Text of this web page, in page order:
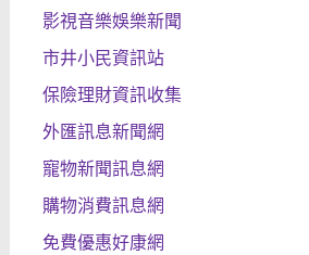
影視音樂娛樂新聞
市井小民資訊站
保險理財資訊收集
外匯訊息新聞網
寵物新聞訊息網
購物消費訊息網
免費優惠好康網